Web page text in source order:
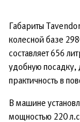
Габариты
колесной базе
составляет 656
удобную посадку,
практичность в
В машине
мощностью 220